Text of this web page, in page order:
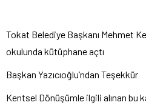
Tokat Belediye Başkanı Mehmet
okulunda kütüphane açtı
Başkan Yazıcıoğlu’ndan Teşekkür
Kentsel Dönüşümle ilgili alınan bu